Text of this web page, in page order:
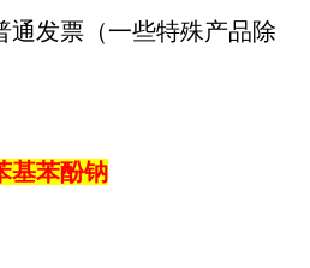
通发票（一些特殊产品除
基苯酚钠